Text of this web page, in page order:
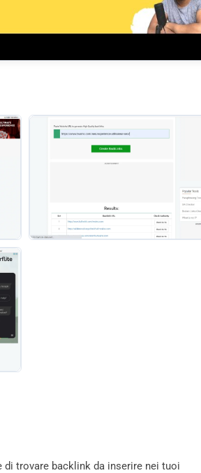
trovare backlink da inserire nei tuoi